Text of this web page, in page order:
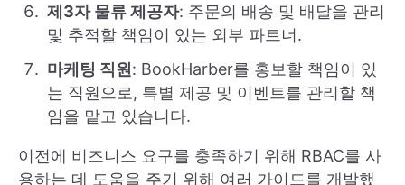
제3자 물류 제공자: 주문의 배송 및 배달을 관리
및 추적할 책임이 있는 외부 파트너.
마케팅 직원: BookHarber를 홍보할 책임이 있
는 직원으로, 특별 제공 및 이벤트를 관리할 책
임을 맡고 있습니다.
이전에 비즈니스 요구를 충족하기 위해 RBAC를 사
용하는 데 도움을 주기 위해 여러 가이드를 개발했